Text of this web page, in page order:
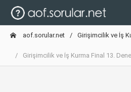
aof.sorular.net Girişimcilik ve İş
Girişimcilik ve İş Kurma Final 13.